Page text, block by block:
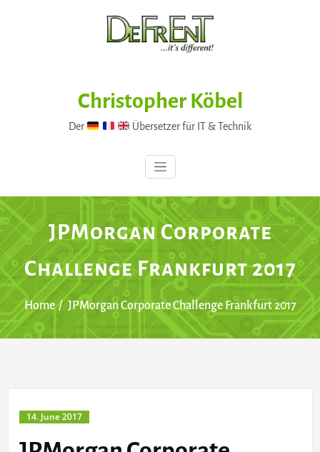
Christopher Köbel
Der Übersetzer für IT & Technik
JPMorgan Corporate
Challenge Frankfurt 2017
Home JPMorgan Corporate Challenge Frankfurt 2017
14. June 2017